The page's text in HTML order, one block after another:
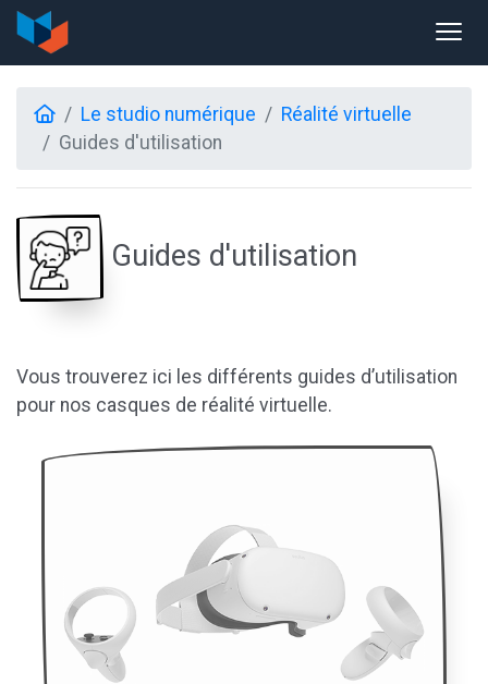
Le studio numérique
Réalité virtuelle
Guides d'utilisation
Guides d'utilisation
Vous trouverez ici les différents guides d’utilisation
pour nos casques de réalité virtuelle.